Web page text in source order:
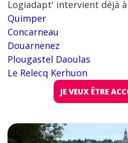
Logiadapt' intervient déjà à
Quimper
Concarneau
Douarnenez
Plougastel Daoulas
Le Relecq Kerhuon
JE VEUX ÊTRE